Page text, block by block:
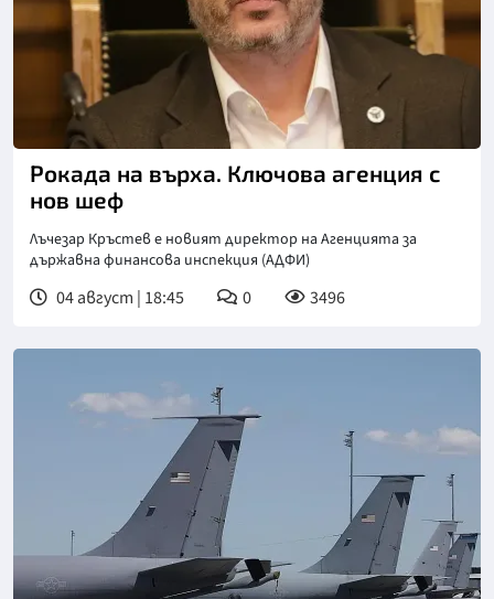
Снимка: БГНЕС
Рокада на върха. Ключова агенция с
нов шеф
Лъчезар Кръстев е новият директор на Агенцията за
държавна финансова инспекция (АДФИ)
04 август | 18:45 0 3496